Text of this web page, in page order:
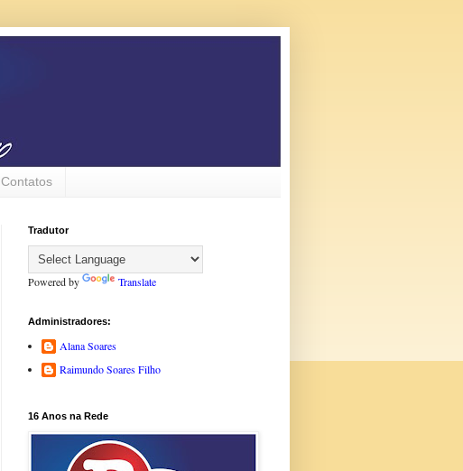
Contatos
Tradutor
Powered by Translate
Administradores:
Alana Soares
Raimundo Soares Filho
16 Anos na Rede